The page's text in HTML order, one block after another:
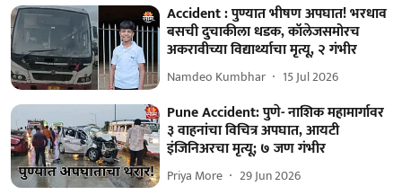
Accident : पुण्यात भीषण अपघात! भरधाव
बसची दुचाकीला धडक, कॉलेजसमोरच
अकरावीच्या विद्यार्थ्याचा मृत्यू, २ गंभीर
Namdeo Kumbhar 15 Jul 2026
Pune Accident: पुणे- नाशिक महामार्गावर
३ वाहनांचा विचित्र अपघात, आयटी
इंजिनिअरचा मृत्यू; ७ जण गंभीर
Priya More 29 Jun 2026